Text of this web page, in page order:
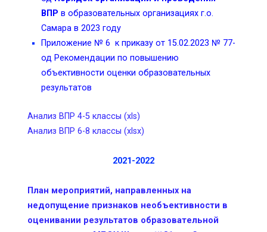
ВПР в образовательных организациях г.о.
Самара в 2023 году
Приложение № 6 к приказу от 15.02.2023 № 77-
од Рекомендации по повышению
объективности оценки образовательных
результатов
Анализ ВПР 4-5 классы (xls)
Анализ ВПР 6-8 классы (xlsx)
2021-2022
План мероприятий, направленных на
недопущение признаков необъективности в
оценивании результатов образовательной